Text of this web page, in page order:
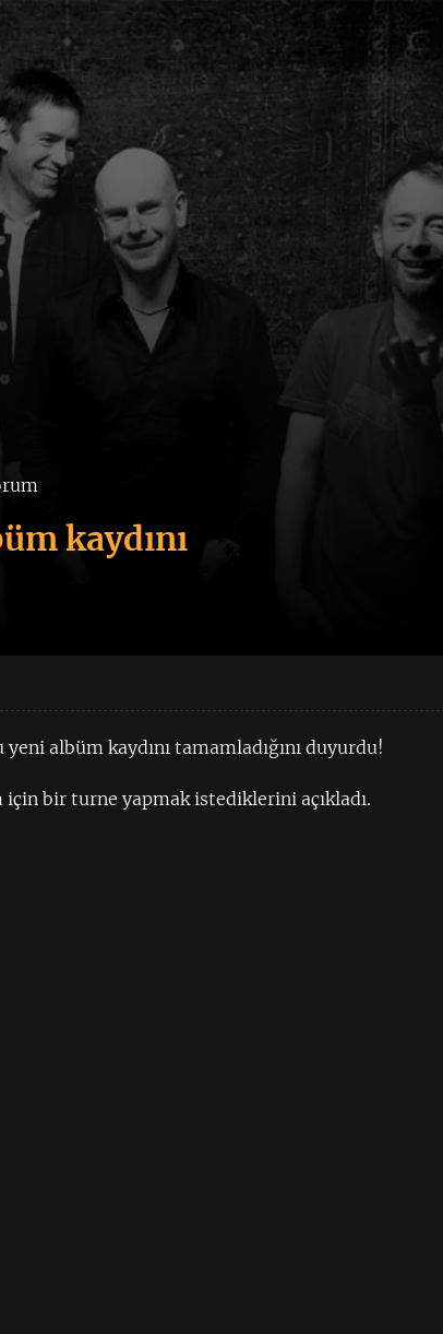
kaydını
albüm kaydını tamamladığını duyurdu!
için bir turne yapmak istediklerini açıkladı.